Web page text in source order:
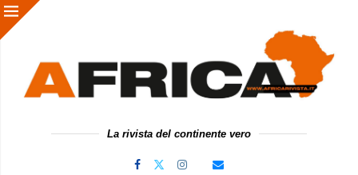
La rivista del continente vero